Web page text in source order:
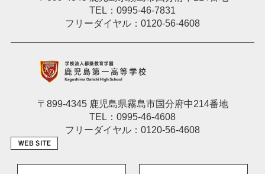
TEL：0995-46-7831
フリーダイヤル：0120-56-4608
〒899-4345 鹿児島県霧島市国分府中214番地
TEL：0995-46-4608
フリーダイヤル：0120-56-4608